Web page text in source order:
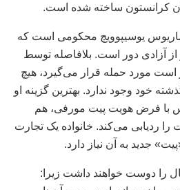
کرانستون ساخته شده است.
ماریوس یوسیپوویچ محکومی است که
از آزادی دور است. بلافاصله توسط
است مورد حمله قرار می‌گیرد، هیچ
خود وجود ندارد. بهترین گزینه او
با فرض هویت پیت مورفی، هم
را ردیابی می‌کند. خانواده یک تجارت
جدید به آن نیاز دارد.
را دوست خواهند داشت زیرا: